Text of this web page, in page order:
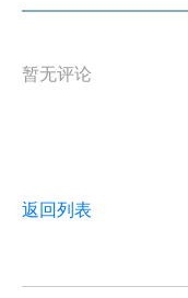
暂无评论
返回列表